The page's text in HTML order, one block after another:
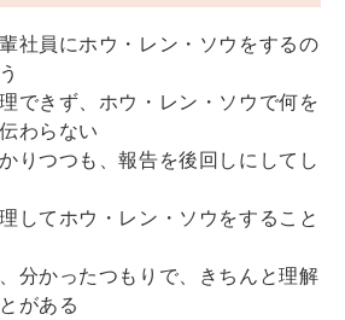
社員にホウ・レン・ソウをするの
できず、ホウ・レン・ソウで何を
わらない
りつつも、報告を後回しにしてし
してホウ・レン・ソウをすること
分かったつもりで、きちんと理解
がある